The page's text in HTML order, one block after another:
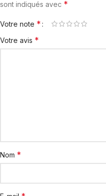
sont indiqués avec *
Votre note *
Votre avis *
Nom *